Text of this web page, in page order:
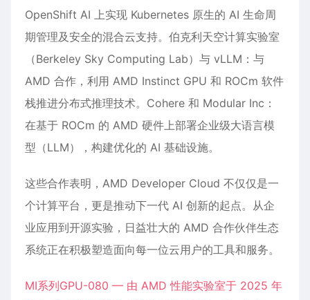
OpenShift AI 上实现 Kubernetes 原生的 AI 生命周
期管理及安全的混合云支持。伯克利天空计算实验室
（Berkeley Sky Computing Lab）与 vLLM：与
AMD 合作，利用 AMD Instinct GPU 和 ROCm 软件
栈推进分布式推理技术。Cohere 和 Modular Inc：
在基于 ROCm 的 AMD 硬件上部署企业级大语言模
型（LLM），构建优化的 AI 基础设施。
这些合作表明，AMD Developer Cloud 不仅仅是一
个计算平台，更是推动下一代 AI 创新的起点。从企
业应用到开源实验，日益壮大的 AMD 合作伙伴生态
系统正在积极塑造面向每一位云用户的工具和服务。
MI系列GPU-080 — 由 AMD 性能实验室于 2025 年